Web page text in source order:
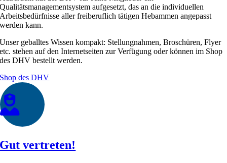
Qualitätsmanagementsystem aufgesetzt, das an die individuellen
Arbeitsbedürfnisse aller freiberuflich tätigen Hebammen angepasst
werden kann.
Unser geballtes Wissen kompakt: Stellungnahmen, Broschüren, Flyer
etc. stehen auf den Internetseiten zur Verfügung oder können im Shop
des DHV bestellt werden.
Shop des DHV
Gut vertreten!